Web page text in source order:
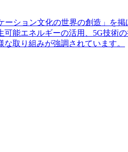
ション文化の世界の創造」を掲
能エネルギーの活用、5G技術
取り組みが強調されています。